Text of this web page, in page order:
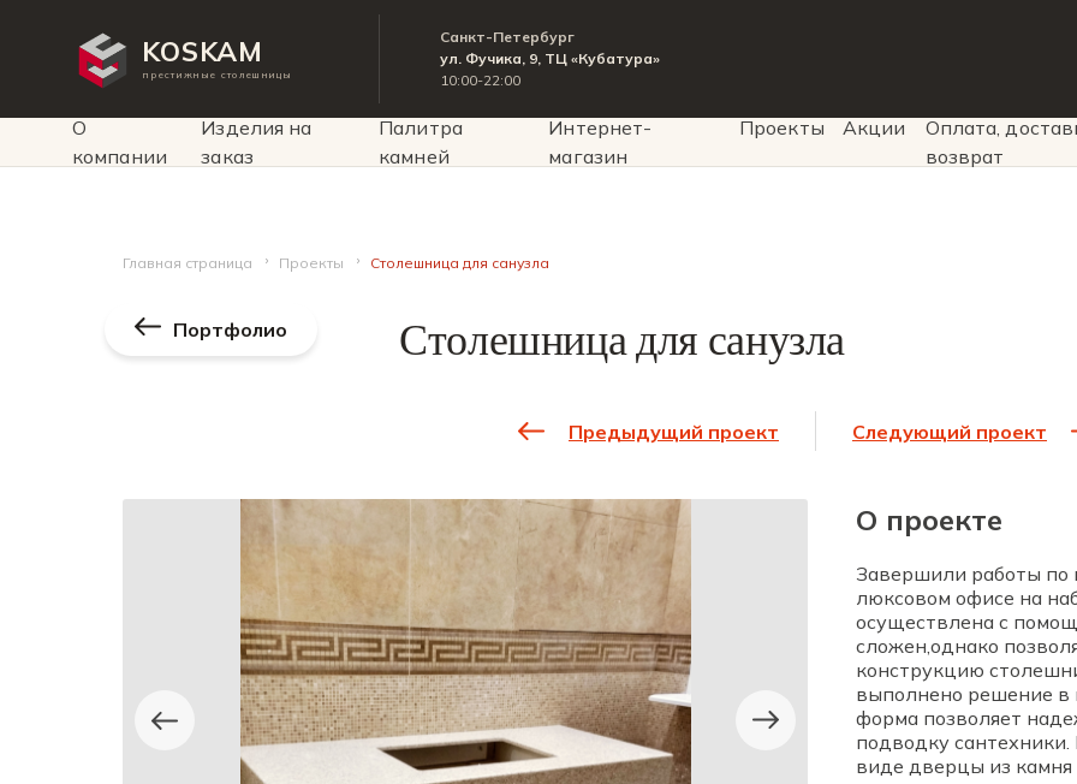
KOSKAM
престижные столешницы
Санкт-Петербург
ул. Фучика, 9, ТЦ «Кубатура»
10:00-22:00
О
компании
Изделия на
заказ
Палитра
камней
Интернет-
магазин
Проекты Акции
Оплата,
возврат
Главная страница Проекты Столешница для санузла
Столешница для санузла
Портфолио
Предыдущий проект Следующий проект
О проекте
Завершили работы по
люксовом офисе на
осуществлена с
сложен,однако
конструкцию
выполнено решение в
форма позволяет
подводку
виде дверцы из камня